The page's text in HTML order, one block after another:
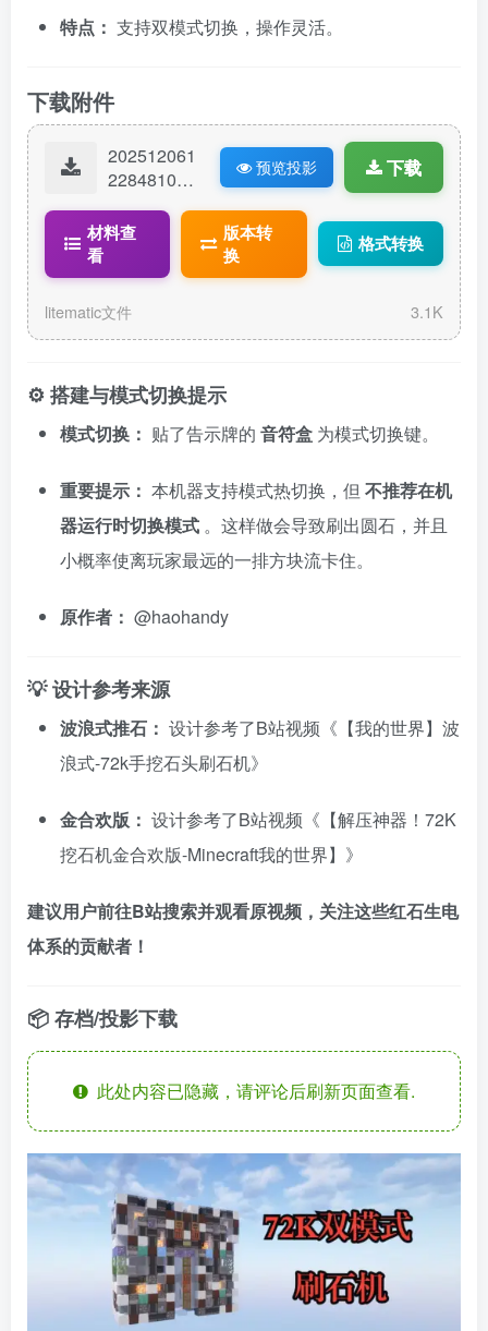
特点： 支持双模式切换，操作灵活。
下载附件
202512061
22848109-
72K双模式
matic
预览投影 下载
材料查
看
版本转
换
格式转换
litematic文件 3.1K
⚙️ 搭建与模式切换提示
模式切换： 贴了告示牌的 音符盒 为模式切换键。
重要提示： 本机器支持模式热切换，但 不推荐在机
器运行时切换模式 。这样做会导致刷出圆石，并且
小概率使离玩家最远的一排方块流卡住。
原作者： @haohandy
💡 设计参考来源
波浪式推石： 设计参考了B站视频《【我的世界】波
浪式-72k手挖石头刷石机》
金合欢版： 设计参考了B站视频《【解压神器！72K
挖石机金合欢版-Minecraft我的世界】》
建议用户前往B站搜索并观看原视频，关注这些红石生电
体系的贡献者！
📦 存档/投影下载
此处内容已隐藏，请评论后刷新页面查看.